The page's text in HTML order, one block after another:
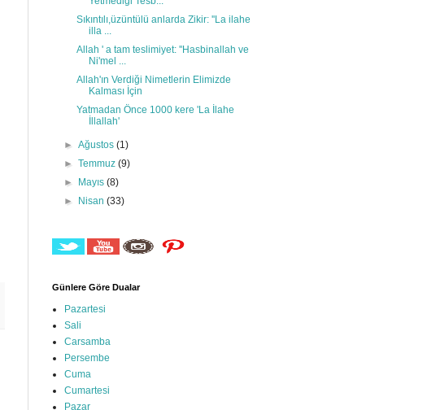
Sıkıntılı,üzüntülü anlarda Zikir: ''La ilahe
illa ...
Allah ' a tam teslimiyet: ''Hasbinallah ve
Ni'mel ...
Allah'ın Verdiği Nimetlerin Elimizde
Kalması İçin
Yatmadan Önce 1000 kere 'La İlahe
İllallah'
►Ağustos(1)
►Temmuz(9)
►
Mayıs(8)
►
Nisan(33)
Günlere Göre Dualar
Pazartesi
Sali
Carsamba
Persembe
Cuma
Cumartesi
Pazar